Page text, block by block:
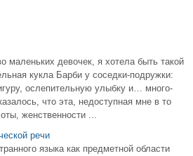
маленьких девочек, я хотела быть такой
кукла Барби у соседки-подружки:
ослепительную улыбку и… много-
что эта, недоступная мне в то
женственности ...
речи
языка как предметной области